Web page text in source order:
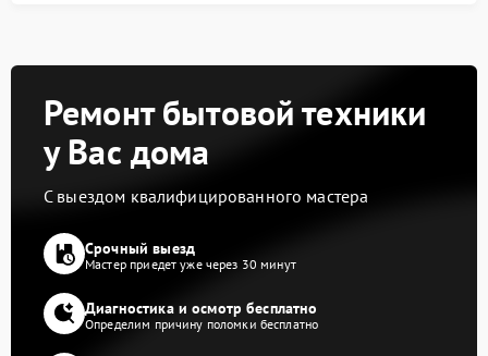
Ремонт бытовой техники
у Вас дома
С выездом квалифицированного мастера
Срочный выезд
Мастер приедет уже через 30 минут
Диагностика и осмотр бесплатно
Определим причину поломки бесплатно